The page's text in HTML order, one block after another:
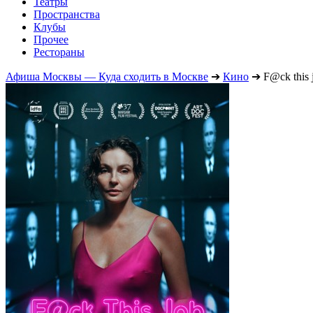
Пространства
Клубы
Прочее
Рестораны
Афиша Москвы — Куда сходить в Москве ➔ Кино ➔ F@ck this